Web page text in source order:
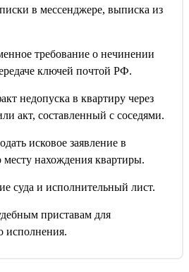
в мессенджере, выписка из
требование о нечинении
ключей почтой РФ.
недопуска в квартиру через
акт, составленный с соседями.
исковое заявление в
нахождения квартиры.
суда и исполнительный лист.
приставам для
исполнения.